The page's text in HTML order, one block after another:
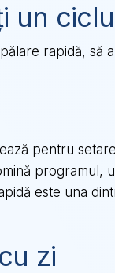
un
rapidă, să
pentru
este una
zi